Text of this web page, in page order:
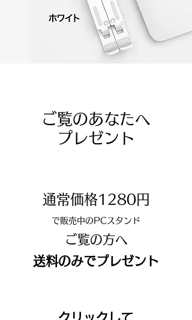
ご覧のあなたへ
プレゼント
通常価格1280円
で販売中のPCスタンド
ご覧の方へ
​送料のみでプレゼント
クリックして